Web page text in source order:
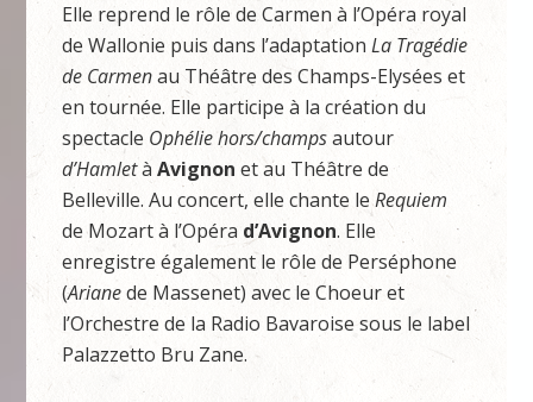
Elle reprend le rôle de Carmen à l’Opéra royal
de Wallonie puis dans l’adaptationLa Tragédie
de Carmenau Théâtre des Champs-Elysées et
en tournée. Elle participe à la création du
spectacle Ophélie hors/champsautour
d’HamletàAvignon et au Théâtre de
Belleville. Au concert, elle chante leRequiem
de Mozart à l’Opéra d’Avignon. Elle
enregistre également le rôle de Perséphone
(Arianede Massenet) avec le Choeur et
l’Orchestre de la Radio Bavaroise sous le label
Palazzetto Bru Zane.